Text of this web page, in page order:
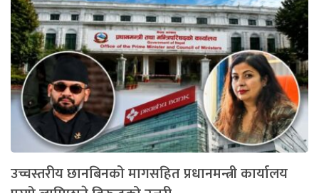
उच्चस्तरीय छानबिनको मागसहित प्रधानमन्त्री कार्यालय